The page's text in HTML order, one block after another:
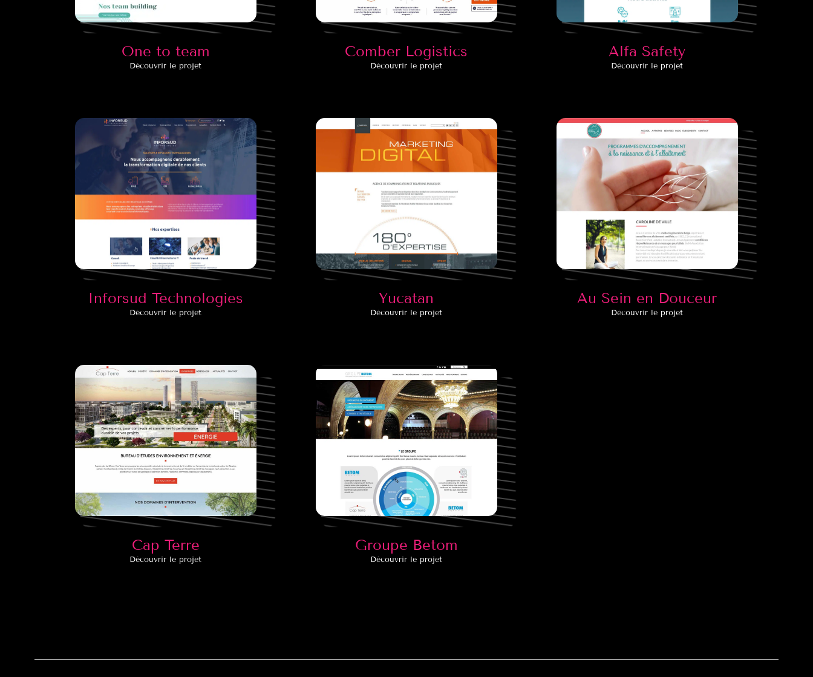
One to team
Découvrir le projet
Comber Logistics
Découvrir le projet
Alfa Safety
Découvrir le projet
Inforsud Technologies
Découvrir le projet
Yucatan
Découvrir le projet
Au Sein en Douceur
Découvrir le projet
Cap Terre
Découvrir le projet
Groupe Betom
Découvrir le projet